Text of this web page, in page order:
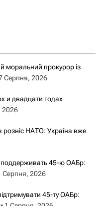
моральний прокурор із
Серпня, 2026
и двадцати годах
2026
розніс НАТО: Україна вже
45-ю ОАБр:
Серпня, 2026
45-ту ОАБр: